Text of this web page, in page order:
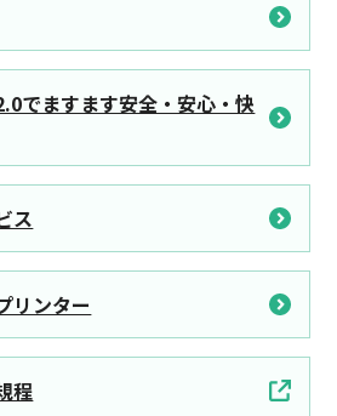
でますます安全・安心・快
ス
リンター
程